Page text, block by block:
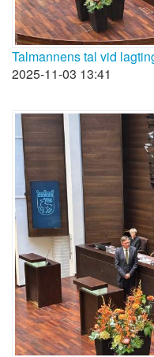
Talmannens tal vid
2025-11-03 13:41